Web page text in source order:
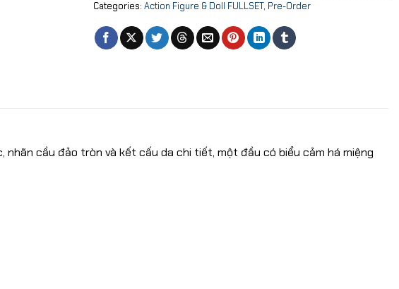
Categories: Action Figure & Doll FULLSET, Pre-Order
cầu đảo tròn và kết cấu da chi tiết, một đầu có biểu cảm há miệng